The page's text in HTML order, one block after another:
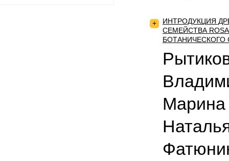
+
ИНТРОДУКЦИЯ
СЕМЕЙСТВА
БОТАНИЧЕСКОГО